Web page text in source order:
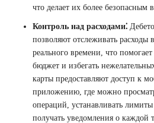
что делает их более безопасным
Контроль над расходами⁚
позволяют отслеживать расходы
реального времени, что
бюджет и избегать
карты предоставляют доступ к
приложению, где можно
операций, устанавливать
получать уведомления о каждой